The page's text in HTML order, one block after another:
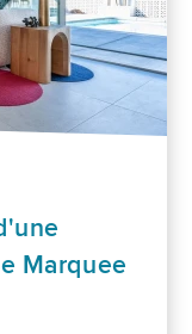
Marquee